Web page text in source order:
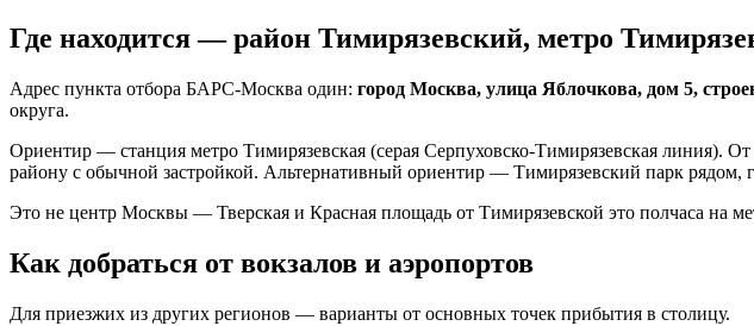
Где находится — район Тимирязевский, метро
Адрес пункта отбора БАРС-Москва один: город Москва, улица Яблочкова, дом 5,
округа.
Ориентир — станция метро Тимирязевская (серая Серпуховско-Тимирязевская
району с обычной застройкой. Альтернативный ориентир — Тимирязевский парк рядом,
Это не центр Москвы — Тверская и Красная площадь от Тимирязевской это полчаса на
Как добраться от вокзалов и аэропортов
Для приезжих из других регионов — варианты от основных точек прибытия в столицу.